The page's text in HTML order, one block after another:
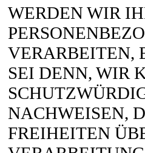
WERDEN WIR
VERARBEITEN,
SEI DENN, WIR
NACHWEISEN,
FREIHEITEN